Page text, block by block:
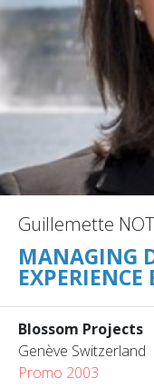
Guillemette
MANAGING
EXPERIENCE
Blossom Projects
Genève Switzerland
Promo 2003